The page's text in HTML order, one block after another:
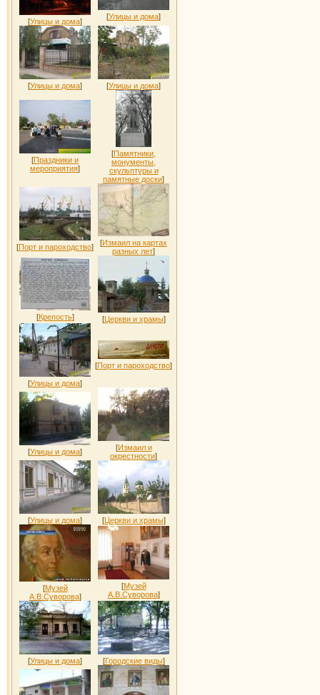
[Улицы и дома]
[Улицы и дома]
[Улицы и дома] [Улицы и дома]
[Праздники и
мероприятия]
[Памятники,
монументы,
скульптуры и
памятные доски]
[Порт и пароходство] [Измаил на картах
разных лет]
[Крепость] [Церкви и храмы]
[Улицы и дома]
[Порт и пароходство]
[Улицы и дома] [Измаил и
окрестности]
[Улицы и дома] [Церкви и храмы]
[Музей
А.В.Суворова]
[Музей
А.В.Суворова]
[Улицы и дома] [Городские виды]